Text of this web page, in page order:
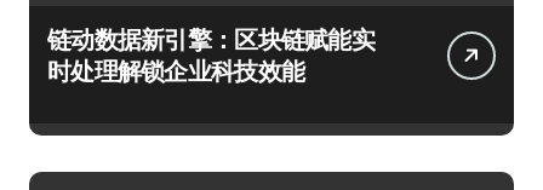
链动数据新引擎：区块链赋能实
时处理解锁企业科技效能